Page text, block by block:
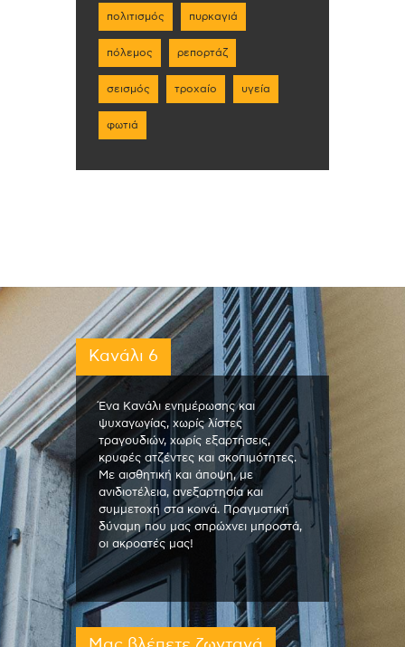
πολιτισμός πυρκαγιά
πόλεμος ρεπορτάζ
σεισμός τροχαίο υγεία
φωτιά
Κανάλι 6
Ένα Κανάλι ενημέρωσης και
ψυχαγωγίας, χωρίς λίστες
τραγουδιών, χωρίς εξαρτήσεις,
κρυφές ατζέντες και σκοπιμότητες.
Με αισθητική και άποψη, με
ανιδιοτέλεια, ανεξαρτησία και
συμμετοχή στα κοινά. Πραγματική
δύναμη που μας σπρώχνει μπροστά,
οι ακροατές μας!